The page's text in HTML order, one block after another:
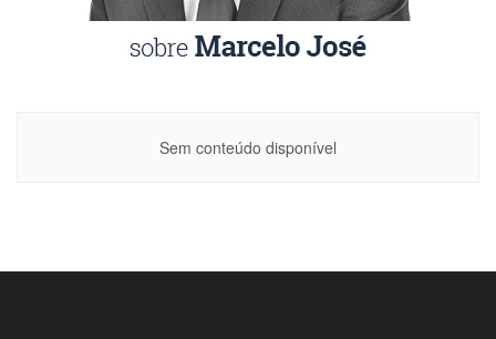
Sem conteúdo disponível